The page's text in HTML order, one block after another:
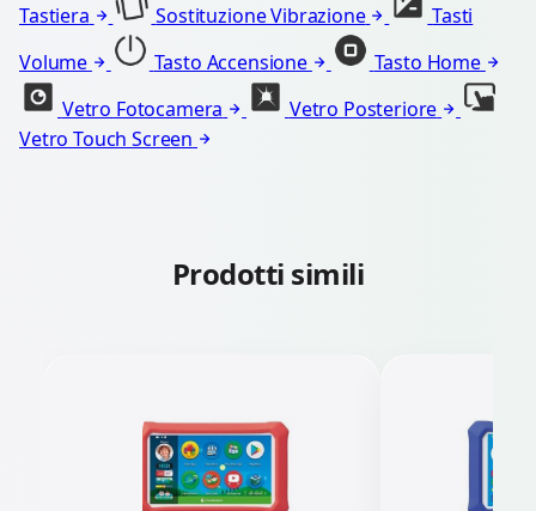
Tastiera
Sostituzione Vibrazione
Tasti
Volume
Tasto Accensione
Tasto Home
Vetro Fotocamera
Vetro Posteriore
Vetro Touch Screen
Prodotti simili